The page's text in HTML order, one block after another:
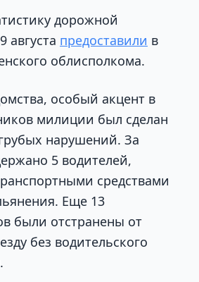
дорожной
августа предоставили в
облисполкома.
особый акцент в
милиции был сделан
нарушений. За
5 водителей,
средствами
Еще 13
были отстранены от
без водительского